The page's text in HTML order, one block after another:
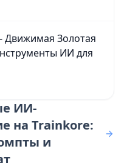
Движимая Золотая
ИИ для
ИИ-
на Trainkore:
и